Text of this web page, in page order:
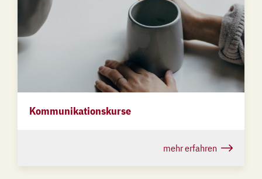
Kommunikationskurse
mehr erfahren